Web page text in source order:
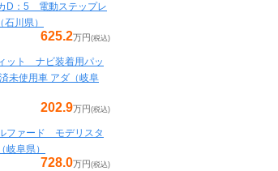
D：5 電動ステップレ
川県）
625.2万円 (税込)
ット ナビ装着用パッ
未使用車 アダ（岐阜
202.9万円 (税込)
ファード モデリスタ
岐阜県）
728.0万円 (税込)